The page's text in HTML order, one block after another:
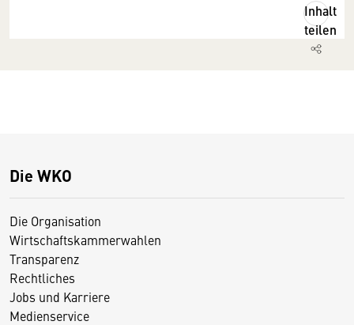
Inhalt
teilen
Die WKO
Die Organisation
Wirtschaftskammerwahlen
Transparenz
Rechtliches
Jobs und Karriere
Medienservice